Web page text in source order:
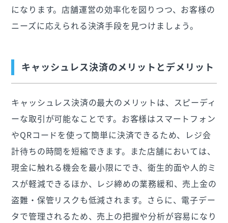
になります。店舗運営の効率化を図りつつ、お客様の
ニーズに応えられる決済手段を見つけましょう。
キャッシュレス決済のメリットとデメリット
キャッシュレス決済の最大のメリットは、スピーディ
ーな取引が可能なことです。お客様はスマートフォン
やQRコードを使って簡単に決済できるため、レジ会
計待ちの時間を短縮できます。また店舗においては、
現金に触れる機会を最小限にでき、衛生的面や人的ミ
スが軽減できるほか、レジ締めの業務緩和、売上金の
盗難・保管リスクも低減されます。さらに、電子デー
タで管理されるため、売上の把握や分析が容易になり